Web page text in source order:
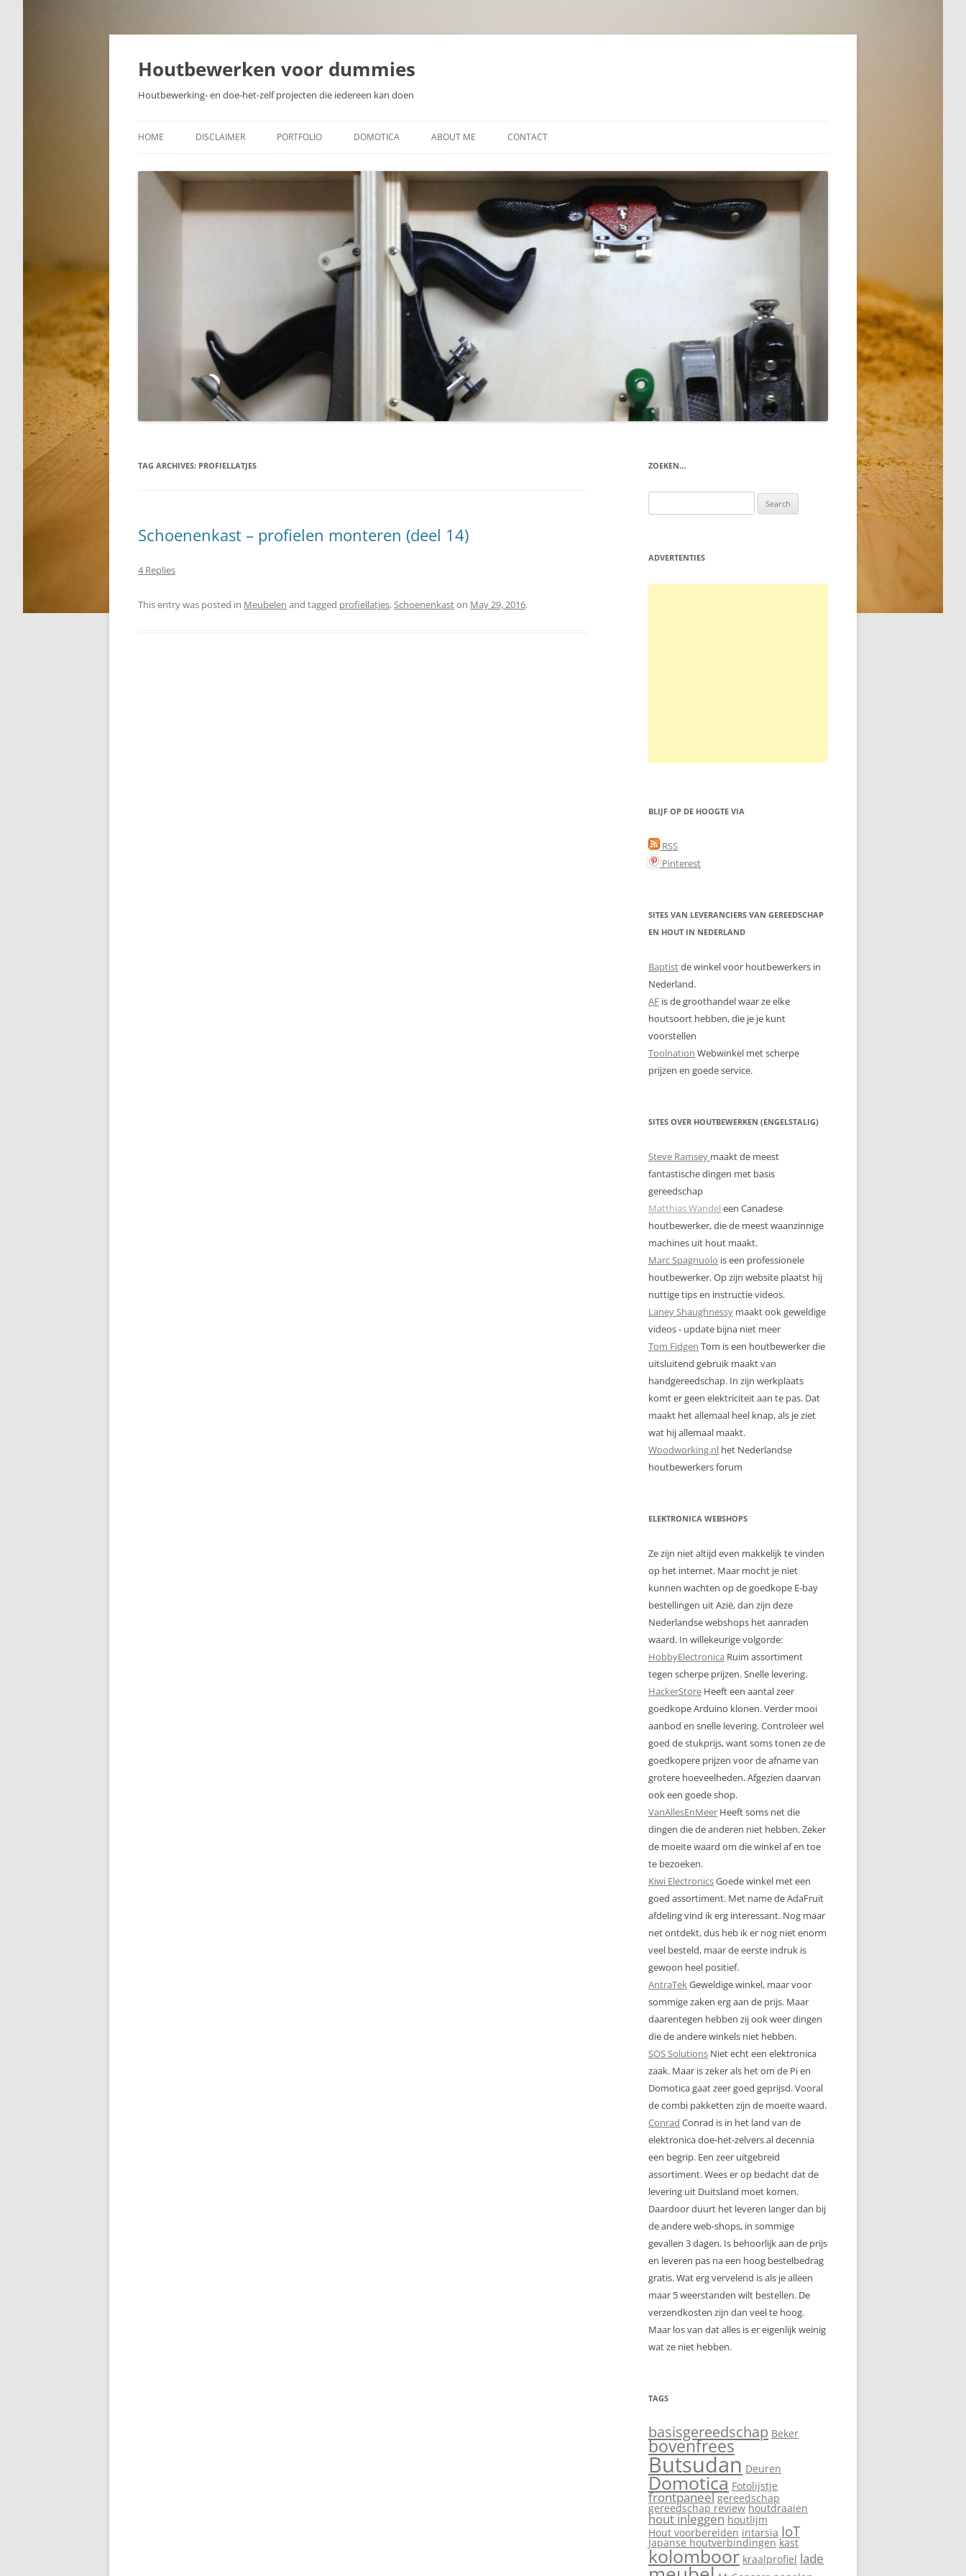
Skip
Houtbewerken voor dummies
Houtbewerking- en doe-het-zelf projecten die iedereen kan doen
HOME DISCLAIMER PORTFOLIO DOMOTICA
EEN DOMOTICA CONTROLLER
ZELF DOMOTICA SENSOREN EN
ACTUATOREN MAKEN
WAT IS EEN MICROCONTROLLER
SOORTEN SENSOREN
DISPLAYS VOOR DOMOTICA
PROJECTEN
ABOUT ME CONTACT
TAG ARCHIVES: PROFIELLATJES
Schoenenkast – profielen monteren (deel 14)
4 Replies
This entry was posted in Meubelen and tagged profiellatjes,Schoenenkaston May 29, 2016.
ZOEKEN…
for:
ADVERTENTIES
BLIJF OP DE HOOGTE VIA
RSS
Pinterest
SITES VAN LEVERANCIERS VAN GEREEDSCHAP
EN HOUT IN NEDERLAND
Baptistde winkel voor houtbewerkers in
Nederland.
AF is de groothandel waar ze elke
houtsoort hebben, die je je kunt
voorstellen
Toolnation Webwinkel met scherpe
prijzen en goede service.
SITES OVER HOUTBEWERKEN (ENGELSTALIG)
Steve Ramsey maakt de meest
fantastische dingen met basis
gereedschap
Matthias Wandel een Canadese
houtbewerker, die de meest waanzinnige
machines uit hout maakt.
Marc Spagnuolo is een professionele
houtbewerker. Op zijn website plaatst hij
nuttige tips en instructie videos.
Laney Shaughnessy maakt ook geweldige
videos - update bijna niet meer
Tom Fidgen Tom is een houtbewerker die
uitsluitend gebruik maakt van
handgereedschap. In zijn werkplaats
komt er geen elektriciteit aan te pas. Dat
maakt het allemaal heel knap, als je ziet
wat hij allemaal maakt.
Woodworking.nl het Nederlandse
houtbewerkers forum
ELEKTRONICA WEBSHOPS
Ze zijn niet altijd even makkelijk te vinden
op het internet. Maar mocht je niet
kunnen wachten op de goedkope E-bay
bestellingen uit Azië, dan zijn deze
Nederlandse webshops het aanraden
waard. In willekeurige volgorde:
HobbyElectronica Ruim assortiment
tegen scherpe prijzen. Snelle levering.
HackerStore Heeft een aantal zeer
goedkope Arduino klonen. Verder mooi
aanbod en snelle levering. Controleer wel
goed de stukprijs, want soms tonen ze de
goedkopere prijzen voor de afname van
grotere hoeveelheden. Afgezien daarvan
ook een goede shop.
VanAllesEnMeer Heeft soms net die
dingen die de anderen niet hebben. Zeker
de moeite waard om die winkel af en toe
te bezoeken.
Kiwi ElectronicsGoede winkel met een
goed assortiment. Met name de AdaFruit
afdeling vind ik erg interessant. Nog maar
net ontdekt, dus heb ik er nog niet enorm
veel besteld, maar de eerste indruk is
gewoon heel positief.
AntraTekGeweldige winkel, maar voor
sommige zaken erg aan de prijs. Maar
daarentegen hebben zij ook weer dingen
die de andere winkels niet hebben.
SOS Solutions Niet echt een elektronica
zaak. Maar is zeker als het om de Pi en
Domotica gaat zeer goed geprijsd. Vooral
de combi pakketten zijn de moeite waard.
Conrad Conrad is in het land van de
elektronica doe-het-zelvers al decennia
een begrip. Een zeer uitgebreid
assortiment. Wees er op bedacht dat de
levering uit Duitsland moet komen.
Daardoor duurt het leveren langer dan bij
de andere web-shops, in sommige
gevallen 3 dagen. Is behoorlijk aan de prijs
en leveren pas na een hoog bestelbedrag
gratis. Wat erg vervelend is als je alleen
maar 5 weerstanden wilt bestellen. De
verzendkosten zijn dan veel te hoog.
Maar los van dat alles is er eigenlijk weinig
wat ze niet hebben.
TAGS
basisgereedschap Beker
bovenfrees
Butsudan Deuren
Domotica Fotolijstje
frontpaneel gereedschap
gereedschap review houtdraaien
hout inleggen houtlijm
Hout voorbereiden intarsia IoT
Japanse houtverbindingen kast
kolomboor kraalprofiel lade